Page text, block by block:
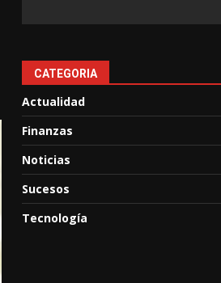
CATEGORIA
Actualidad
Finanzas
Noticias
Sucesos
Tecnología